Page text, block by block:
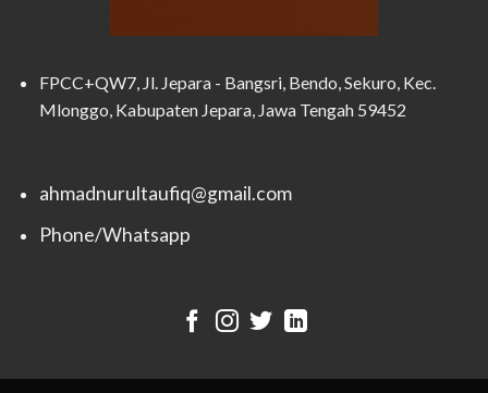
FPCC+QW7, Jl. Jepara - Bangsri, Bendo, Sekuro, Kec.
Mlonggo, Kabupaten Jepara, Jawa Tengah 59452
ahmadnurultaufiq@gmail.com
Phone/Whatsapp